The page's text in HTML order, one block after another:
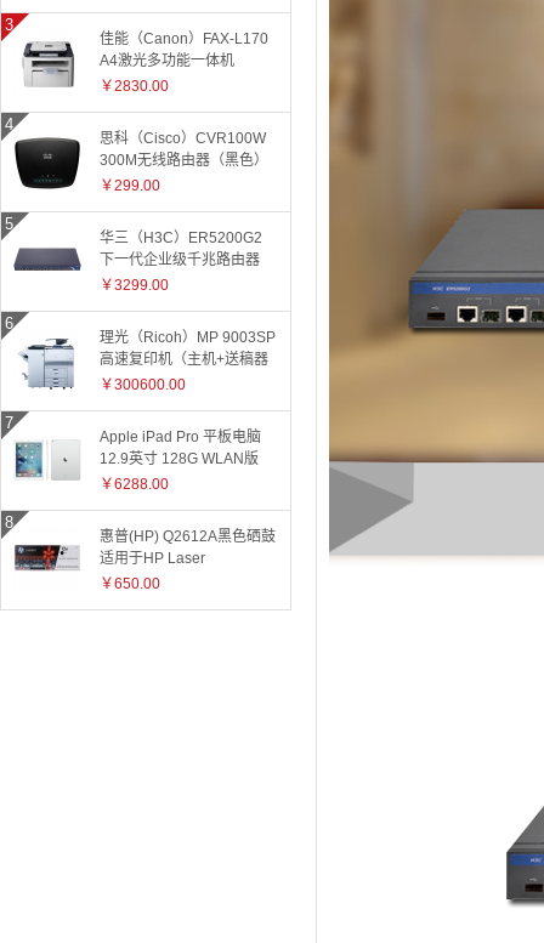
佳能（Canon）FAX-L170
A4激光多功能一体机
￥2830.00
思科（Cisco）CVR100W
300M无线路由器（黑色）
￥299.00
华三（H3C）ER5200G2
下一代企业级千兆路由器
￥3299.00
理光（Ricoh）MP 9003SP
高速复印机（主机+送稿器
+小册子装订器）
￥300600.00
Apple iPad Pro 平板电脑
12.9英寸 128G WLAN版
ML0Q2CH 银色
￥6288.00
惠普(HP) Q2612A黑色硒鼓
适用于HP Laser
Jet1010/1015/1018/1020plus/1022/3015/3020/3030/050/3050z/
￥650.00